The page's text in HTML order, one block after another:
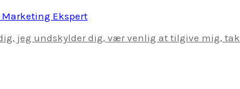
dig, jeg undskylder dig, vær venlig at tilgive mig, tak